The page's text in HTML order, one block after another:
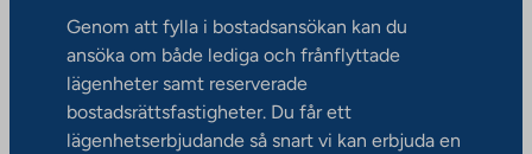
Genom att fylla i bostadsansökan kan du
ansöka om både lediga och frånflyttade
lägenheter samt reserverade
bostadsrättsfastigheter. Du får ett
lägenhetserbjudande så snart vi kan erbjuda en